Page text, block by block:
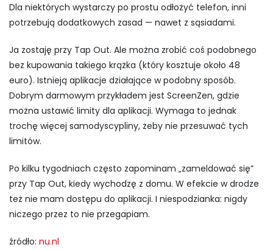
Dla niektórych wystarczy po prostu odłożyć telefon, inni
potrzebują dodatkowych zasad — nawet z sąsiadami.
Ja zostaję przy Tap Out. Ale można zrobić coś podobnego
bez kupowania takiego krążka (który kosztuje około 48
euro). Istnieją aplikacje działające w podobny sposób.
Dobrym darmowym przykładem jest ScreenZen, gdzie
można ustawić limity dla aplikacji. Wymaga to jednak
trochę więcej samodyscypliny, żeby nie przesuwać tych
limitów.
Po kilku tygodniach często zapominam „zameldować się”
przy Tap Out, kiedy wychodzę z domu. W efekcie w drodze
też nie mam dostępu do aplikacji. I niespodzianka: nigdy
niczego przez to nie przegapiam.
źródło: nu.nl